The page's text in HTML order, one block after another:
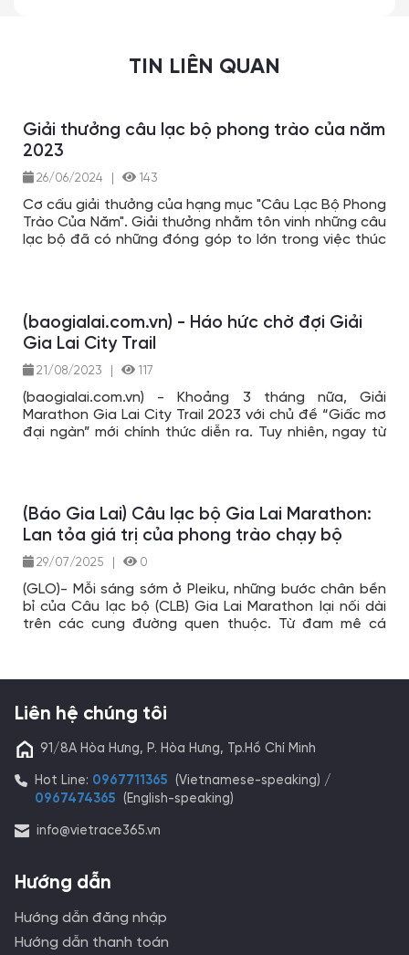
TIN LIÊN QUAN
Giải thưởng câu lạc bộ phong trào của năm
2023
26/06/2024 143
Cơ cấu giải thưởng của hạng mục "Câu Lạc Bộ Phong
Trào Của Năm". Giải thưởng nhằm tôn vinh những câu
lạc bộ đã có những đóng góp to lớn trong việc thúc
(baogialai.com.vn) - Háo hức chờ đợi Giải
Gia Lai City Trail
21/08/2023 117
(baogialai.com.vn) - Khoảng 3 tháng nữa, Giải
Marathon Gia Lai City Trail 2023 với chủ đề “Giấc mơ
đại ngàn” mới chính thức diễn ra. Tuy nhiên, ngay từ
(Báo Gia Lai) Câu lạc bộ Gia Lai Marathon:
Lan tỏa giá trị của phong trào chạy bộ
29/07/2025 0
(GLO)- Mỗi sáng sớm ở Pleiku, những bước chân bền
bỉ của Câu lạc bộ (CLB) Gia Lai Marathon lại nối dài
trên các cung đường quen thuộc. Từ đam mê cá
ngoài tỉnh.
Liên hệ chúng tôi
91/8A Hòa Hưng, P. Hòa Hưng, Tp.Hồ Chí Minh
Hot Line: 0967711365 (Vietnamese-speaking) /
0967474365 (English-speaking)
info@vietrace365.vn
Hướng dẫn
Hướng dẫn đăng nhập
Hướng dẫn thanh toán